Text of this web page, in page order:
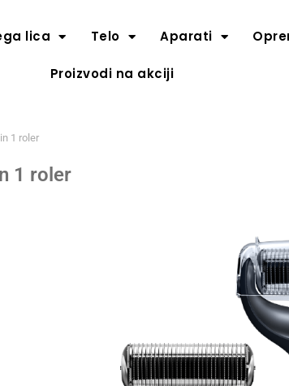
lica Telo Aparati
Proizvodi na akciji
1 roler
1 roler